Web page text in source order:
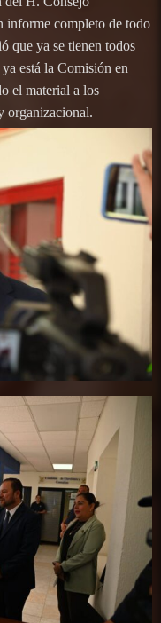
informe completo de todo
que ya se tienen todos
está la Comisión en
el material a los
organizacional.